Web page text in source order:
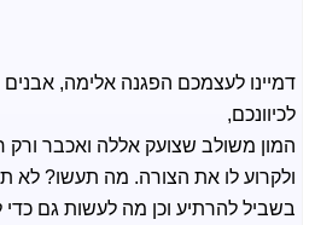
דמיינו לעצמכם הפגנה אלימה,
לכיוונכם,
המון משולב שצועק אללה ואכבר
ולקרוע לו את הצורה. מה תעשו? לא
בשביל להרתיע וכן מה לעשות גם